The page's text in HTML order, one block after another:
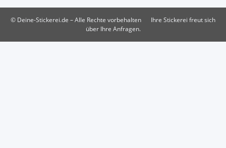
© Deine-Stickerei.de – Alle Rechte vorbehalten
Ihre Stickerei freut sich
über Ihre Anfragen.